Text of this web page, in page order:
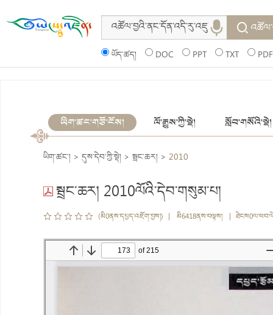
ཡོད་ཚད། DOC PPT TXT PDF
ཡིག་ཚང་གཙོ་ངོས། ལོ་རྒྱུས་ཀྱི་སྡེ། སློབ་གསོའི་སྡེ།
ཡིག་ཚང་། > དུས་དེབ་ཀྱི་སྡེ། > སྦྲང་ཆར། > 2010
སྦྲང་ཆར། 2010ལོའི་དེབ་གསུམ་པ།
(མི0ནས་དཔྱད་འཇོག་བྱས།) | མི6418ནས་བལྟས། |